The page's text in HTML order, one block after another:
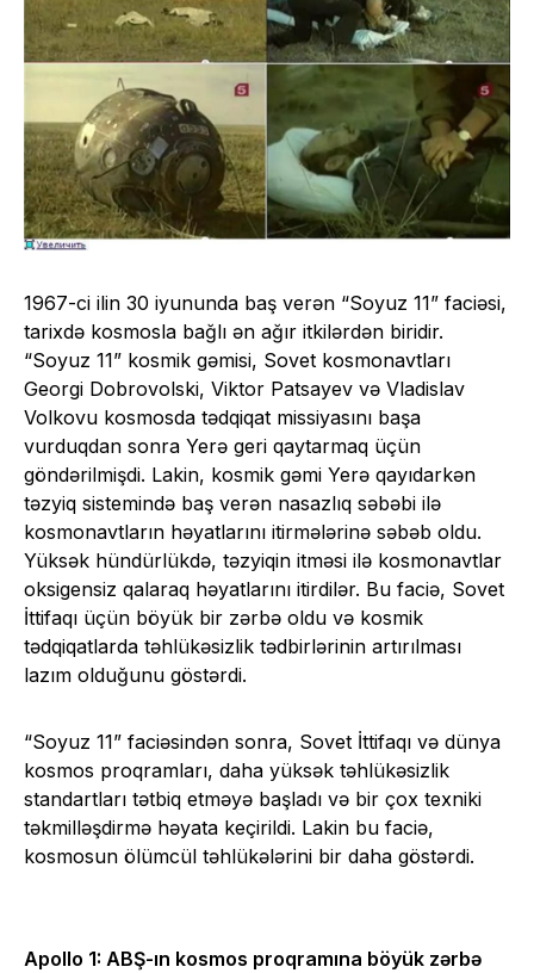
1967-ci ilin 30 iyununda baş verən “Soyuz 11” faciəsi,
tarixdə kosmosla bağlı ən ağır itkilərdən biridir.
“Soyuz 11” kosmik gəmisi, Sovet kosmonavtları
Georgi Dobrovolski, Viktor Patsayev və Vladislav
Volkovu kosmosda tədqiqat missiyasını başa
vurduqdan sonra Yerə geri qaytarmaq üçün
göndərilmişdi. Lakin, kosmik gəmi Yerə qayıdarkən
təzyiq sistemində baş verən nasazlıq səbəbi ilə
kosmonavtların həyatlarını itirmələrinə səbəb oldu.
Yüksək hündürlükdə, təzyiqin itməsi ilə kosmonavtlar
oksigensiz qalaraq həyatlarını itirdilər. Bu faciə, Sovet
İttifaqı üçün böyük bir zərbə oldu və kosmik
tədqiqatlarda təhlükəsizlik tədbirlərinin artırılması
lazım olduğunu göstərdi.
“Soyuz 11” faciəsindən sonra, Sovet İttifaqı və dünya
kosmos proqramları, daha yüksək təhlükəsizlik
standartları tətbiq etməyə başladı və bir çox texniki
təkmilləşdirmə həyata keçirildi. Lakin bu faciə,
kosmosun ölümcül təhlükələrini bir daha göstərdi.
Apollo 1: ABŞ-ın kosmos proqramına böyük zərbə